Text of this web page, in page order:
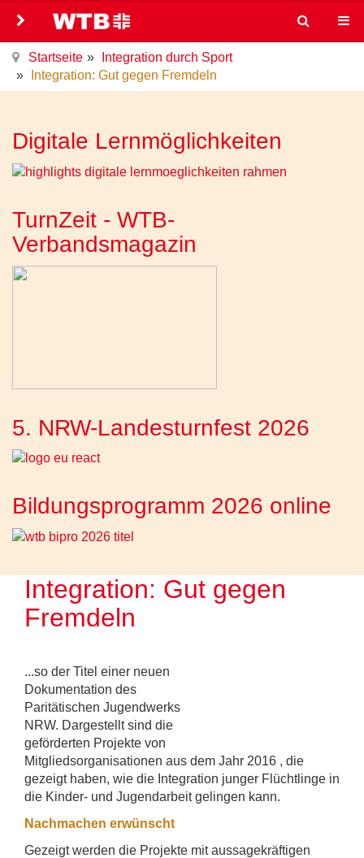
Startseite
Integration durch Sport
Integration: Gut gegen Fremdeln
Digitale Lernmöglichkeiten
TurnZeit - WTB-
Verbandsmagazin
5. NRW-Landesturnfest 2026
Bildungsprogramm 2026 online
Integration: Gut gegen
Fremdeln
...so der Titel einer neuen
Dokumentation des
Paritätischen Jugendwerks
NRW. Dargestellt sind die
geförderten Projekte von
Mitgliedsorganisationen aus dem Jahr 2016 , die
gezeigt haben, wie die Integration junger Flüchtlinge in
die Kinder- und Jugendarbeit gelingen kann.
Nachmachen erwünscht
Gezeigt werden die Projekte mit aussagekräftigen